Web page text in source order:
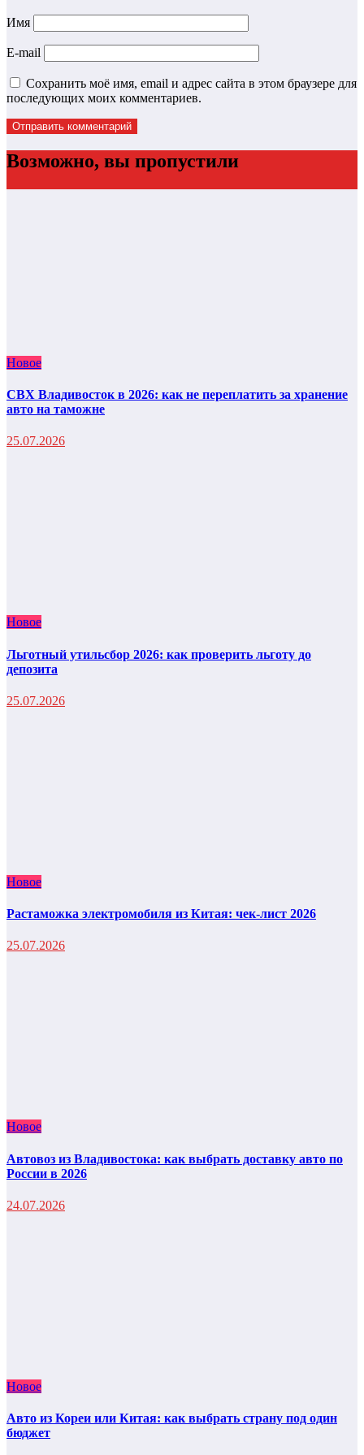
Имя
E-mail
Сохранить моё имя, email и адрес сайта в этом браузере для
последующих моих комментариев.
Возможно, вы пропустили
Новое
СВХ Владивосток в 2026: как не переплатить за хранение
авто на таможне
25.07.2026
Новое
Льготный утильсбор 2026: как проверить льготу до
депозита
25.07.2026
Новое
Растаможка электромобиля из Китая: чек-лист 2026
25.07.2026
Новое
Автовоз из Владивостока: как выбрать доставку авто по
России в 2026
24.07.2026
Новое
Авто из Кореи или Китая: как выбрать страну под один
бюджет